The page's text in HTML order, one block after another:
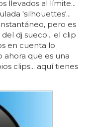
llevados al límite...
'silhouettes'...
pero es
dj sueco... el clip
en cuenta lo
ahora que es una
clips... aquí tienes